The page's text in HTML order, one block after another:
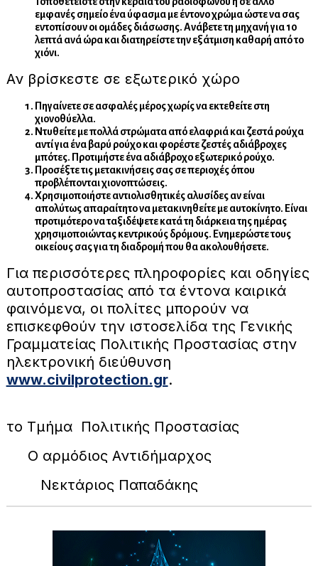
εμφανές σημείο ένα ύφασμα με έντονο χρώμα ώστε να σας
εντοπίσουν οι ομάδες διάσωσης. Ανάβετε τη μηχανή για 10
λεπτά ανά ώρα και διατηρείστε την εξάτμιση καθαρή από το
χιόνι.
Αν βρίσκεστε σε εξωτερικό χώρο
Πηγαίνετε σε ασφαλές μέρος χωρίς να εκτεθείτε στη
χιονοθύελλα.
Ντυθείτε με πολλά στρώματα από ελαφριά και ζεστά ρούχα
αντί για ένα βαρύ ρούχο και φορέστε ζεστές αδιάβροχες
μπότες. Προτιμήστε ένα αδιάβροχο εξωτερικό ρούχο.
Προσέξτε τις μετακινήσεις σας σε περιοχές όπου
προβλέπονται χιονοπτώσεις.
Χρησιμοποιήστε αντιολισθητικές αλυσίδες αν είναι
απολύτως απαραίτητο να μετακινηθείτε με αυτοκίνητο. Είναι
προτιμότερο να ταξιδέψετε κατά τη διάρκεια της ημέρας
χρησιμοποιώντας κεντρικούς δρόμους. Ενημερώστε τους
οικείους σας για τη διαδρομή που θα ακολουθήσετε.
Για περισσότερες πληροφορίες και οδηγίες
αυτοπροστασίας από τα έντονα καιρικά
φαινόμενα, οι πολίτες μπορούν να
επισκεφθούν την ιστοσελίδα της Γενικής
Γραμματείας Πολιτικής Προστασίας στην
ηλεκτρονική διεύθυνση
www.civilprotection.gr.
το Τμήμα Πολιτικής Προστασίας
Ο αρμόδιος Αντιδήμαρχος
Νεκτάριος Παπαδάκης